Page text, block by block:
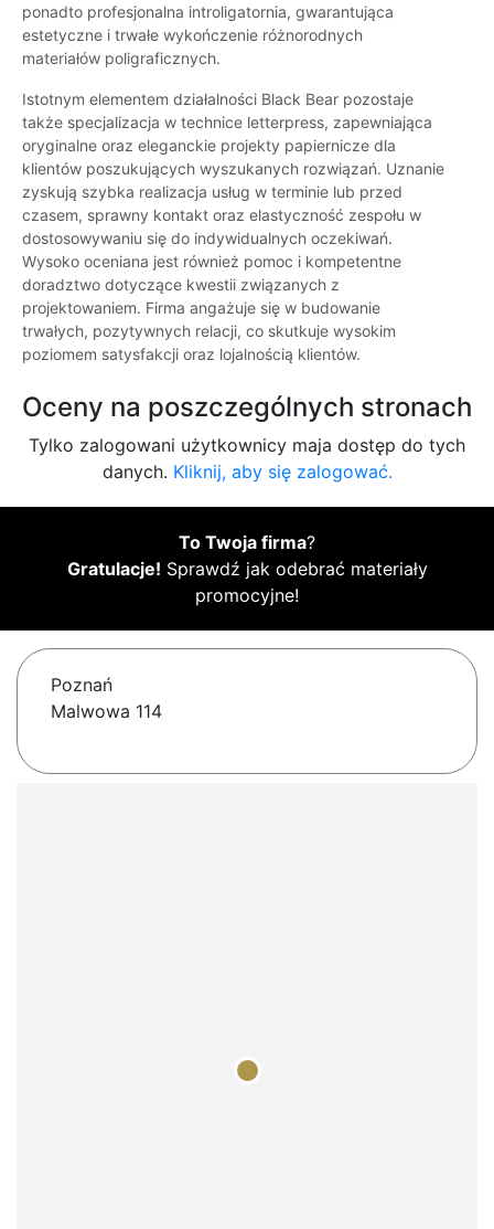
ponadto profesjonalna introligatornia, gwarantująca
estetyczne i trwałe wykończenie różnorodnych
materiałów poligraficznych.
Istotnym elementem działalności Black Bear pozostaje
także specjalizacja w technice letterpress, zapewniająca
oryginalne oraz eleganckie projekty papiernicze dla
klientów poszukujących wyszukanych rozwiązań. Uznanie
zyskują szybka realizacja usług w terminie lub przed
czasem, sprawny kontakt oraz elastyczność zespołu w
dostosowywaniu się do indywidualnych oczekiwań.
Wysoko oceniana jest również pomoc i kompetentne
doradztwo dotyczące kwestii związanych z
projektowaniem. Firma angażuje się w budowanie
trwałych, pozytywnych relacji, co skutkuje wysokim
poziomem satysfakcji oraz lojalnością klientów.
Oceny na poszczególnych stronach
Tylko zalogowani użytkownicy maja dostęp do tych
danych. Kliknij, aby się zalogować.
To Twoja firma?
Gratulacje! Sprawdź jak odebrać materiały
promocyjne!
Poznań
Malwowa 114